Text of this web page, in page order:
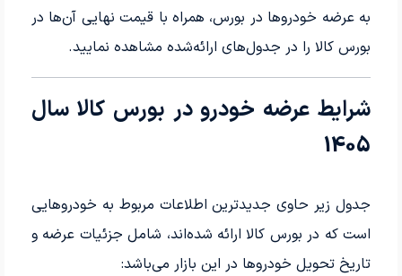
به عرضه خودروها در بورس، همراه با قیمت نهایی آن‌ها در
بورس کالا را در جدول‌های ارائه‌شده مشاهده نمایید.
شرایط عرضه خودرو در بورس کالا سال
1405
جدول زیر حاوی جدیدترین اطلاعات مربوط به خودروهایی
است که در بورس کالا ارائه شده‌اند، شامل جزئیات عرضه و
تاریخ تحویل خودروها در این بازار می‌باشد: